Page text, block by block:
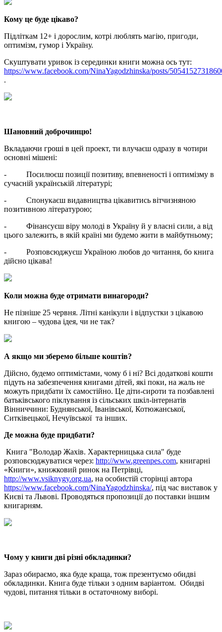
Кому це буде цікаво?
Підліткам 12+ і дорослим, котрі люблять магію, пригоди,
оптимізм, гумор і Україну.
Скуштувати уривок із серединки книги можна ось тут:
https://www.facebook.com/NinaYagodzhinska/posts/
.
Шановний доброчинцю!
Вкладаючи гроші в цей проект, ти влучаєш одразу в чотири
основні мішені:
- Посилюєш позиції позитиву, впевненості і оптимізму в
сучасній українській літературі;
- Спонукаєш видавництва цікавитись вітчизняною
позитивною літературою;
- Фінансуєш віру молоді в Україну й у власні сили, а від
цього залежить, в якій країні ми будемо жити в майбутньому;
- Розповсюджуєш Україною любов до читання, бо книга
дійсно цікава!
Коли можна буде отримати винагороди?
Не пізніше 25 червня. Літні канікули і відпустки з цікавою
книгою – чудова ідея, чи не так?
А якщо ми зберемо більше коштів?
Дійсно, будемо оптимістами, чому б і ні? Всі додаткові кошти
підуть на забезпечення книгами дітей, які поки, на жаль не
можуть придбати їх самостійно. Це діти-сироти та позбавлені
батьківського піклування із сільських шкіл-інтернатів
Вінниччини: Буднянської, Іванівської, Котюжанської,
Ситківецької, Нечуївської та інших.
Де можна буде придбати?
Книга "Володар Жахів. Характерницька сила" буде
розповсюджуватися через: http://www.greenpes.com, книгарні
«Книги», книжковий ринок на Петрівці,
http://www.vsiknygy.org.ua, на особистій сторінці автора
https://www.facebook.com/NinaYagodzhinska/, під час виставок у
Києві та Львові. Проводяться пропозиції до поставки іншим
книгарням.
Чому у книги дві різні обкладинки?
Зараз обираємо, яка буде краща, тож презентуємо обидві
обкладинки. Книга буде тільки з одним варіантом. Обидві
чудові, питання тільки в остаточному виборі.